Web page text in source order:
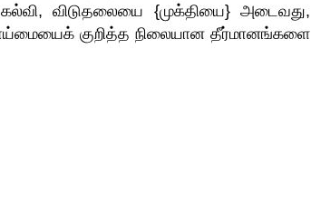
விடுதலையை {முக்தியை} அடைவது,
குறித்த நிலையான தீர்மானங்களை